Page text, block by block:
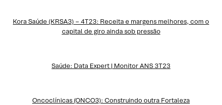
Kora Saúde (KRSA3) – 4T23: Receita e margens melhores, com o
capital de giro ainda sob pressão
Saúde: Data Expert | Monitor ANS 3T23
Oncoclínicas (ONCO3): Construindo outra Fortaleza